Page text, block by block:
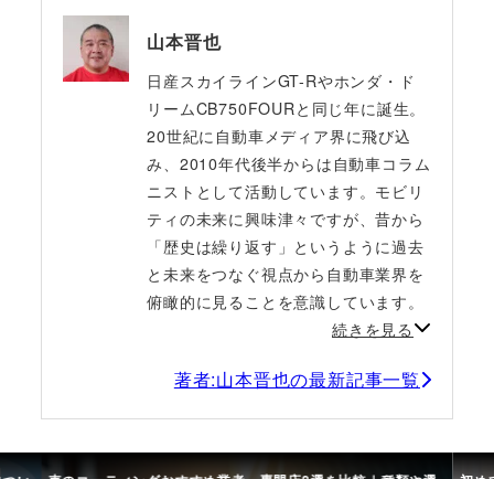
山本晋也
日産スカイラインGT-Rやホンダ・ド
リームCB750FOURと同じ年に誕生。
20世紀に自動車メディア界に飛び込
み、2010年代後半からは自動車コラム
ニストとして活動しています。モビリ
ティの未来に興味津々ですが、昔から
「歴史は繰り返す」というように過去
と未来をつなぐ視点から自動車業界を
俯瞰的に見ることを意識しています。
続きを見る
著者:山本晋也の最新記事一覧